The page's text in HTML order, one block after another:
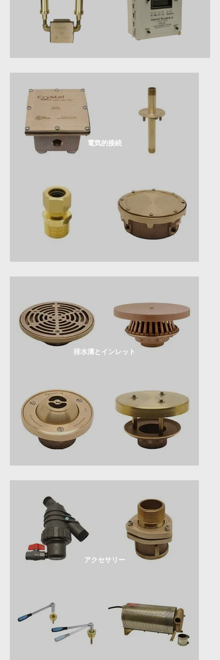
電気的接続
排水溝とインレット
アクセサリー